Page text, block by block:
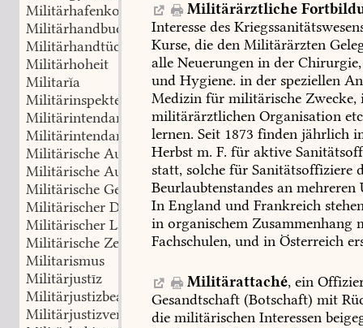
Militärhafenkommando
Militärhandbuch
Militärhandtücher
Militärhoheit
Militarĭa
Militärinspekteur
Militärintendant
Militärintendanzkorps
Militärische Ausbildung
Militärische Ausrüstung
Militärische Geheimnisse
Militärischer Diebstahl
Militärischer Landesverrat
Militärische Zeitschriften
Militarismus
Militärjustīz
Militärjustizbeamte
Militärjustizverwaltung
Militärärztliche
Interesse des
Kurse, die den Militärärzten
alle Neuerungen in der Chirurgie,
und Hygiene. in der speziellen
Medizin für militärische Zwecke,
militärärztlichen Organisation
lernen. Seit 1873 finden jährlich
Herbst m. F. für aktive
statt, solche für Sanitätsoffiziere
Beurlaubtenstandes an mehreren
In England und Frankreich
in organischem Zusammenhang
Fachschulen, und in Österreich
Militärattaché,ein
Gesandtschaft (Botschaft) mit
die militärischen Interessen